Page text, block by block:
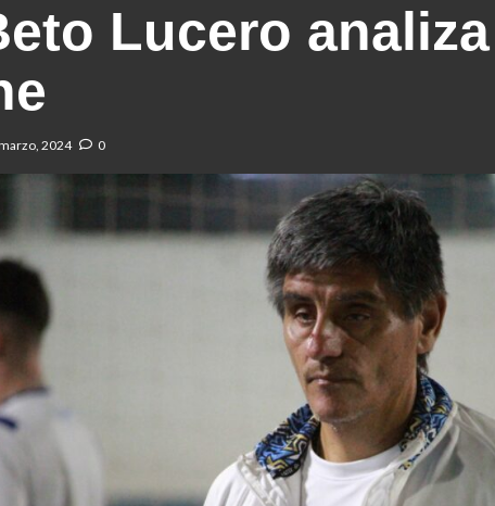
Lucero
2024 0